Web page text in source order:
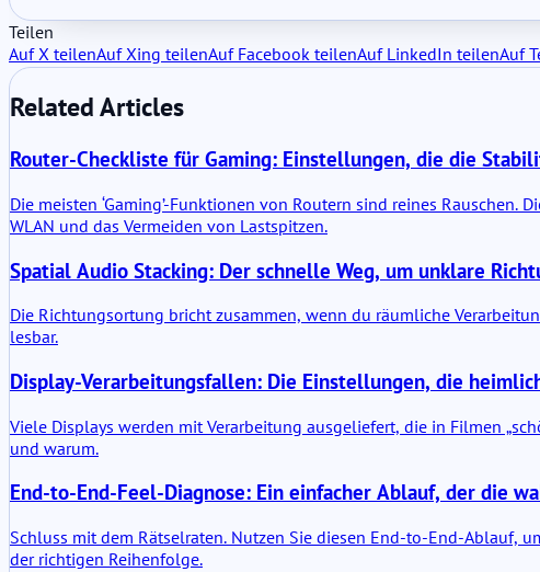
Teilen
Auf X teilenAuf Xing teilenAuf Facebook teilenAuf LinkedIn teilenAuf
Related Articles
Router-Checkliste für Gaming: Einstellungen, die die
Die meisten ‘Gaming’-Funktionen von Routern sind reines
WLAN und das Vermeiden von Lastspitzen.
Spatial Audio Stacking: Der schnelle Weg, um unklare
Die Richtungsortung bricht zusammen, wenn du räumliche
lesbar.
Display-Verarbeitungsfallen: Die Einstellungen, die
Viele Displays werden mit Verarbeitung ausgeliefert, die in Filmen
und warum.
End-to-End-Feel-Diagnose: Ein einfacher Ablauf, der die
Schluss mit dem Rätselraten. Nutzen Sie diesen End-to-End-Ablauf,
der richtigen Reihenfolge.